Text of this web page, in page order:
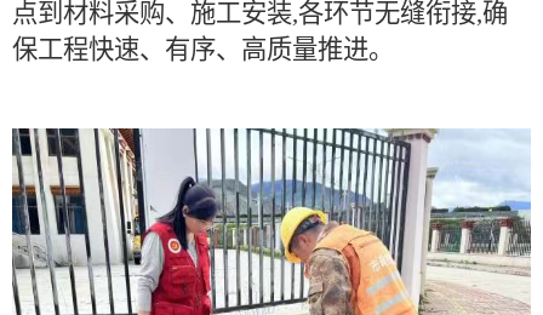
点到材料采购、施工安装,各环节无缝衔接,确
保工程快速、有序、高质量推进。